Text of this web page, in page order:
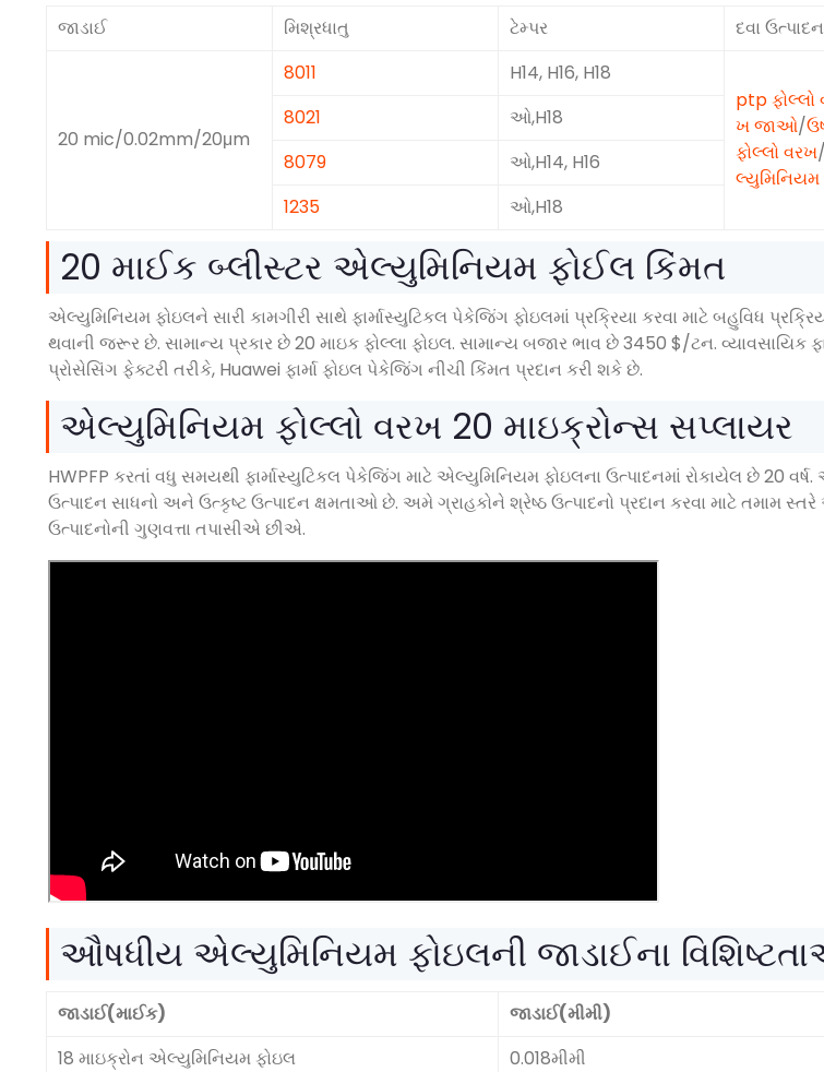
જાડાઈ મિશ્રધાતુ ટેમ્પર દવા ઉત્પાદન
20 mic/0.02mm/20μm
8011
H14, H16, H18
ptp ફોલ્લો
ખ જાઓ/
ફોલ્લો વરખ/
લ્યુમિનિયમ
8021
ઓ,H18
8079
ઓ,H14, H16
1235
ઓ,H18
20 માઈક બ્લીસ્ટર એલ્યુમિનિયમ ફોઈલ કિંમત
એલ્યુમિનિયમ ફોઇલને સારી કામગીરી સાથે ફાર્માસ્યુટિકલ પેકેજિંગ ફોઇલમાં પ્રક્રિયા કરવા માટે બહુવિધ
થવાની જરૂર છે. સામાન્ય પ્રકાર છે 20 માઇક ફોલ્લા ફોઇલ. સામાન્ય બજાર ભાવ છે 3450 $/ટન. વ્યાવસાયિક
પ્રોસેસિંગ ફેક્ટરી તરીકે, Huawei ફાર્મા ફોઇલ પેકેજિંગ નીચી કિંમત પ્રદાન કરી શકે છે.
એલ્યુમિનિયમ ફોલ્લો વરખ 20 માઇક્રોન્સ સપ્લાયર
HWPFP કરતાં વધુ સમયથી ફાર્માસ્યુટિકલ પેકેજિંગ માટે એલ્યુમિનિયમ ફોઇલના ઉત્પાદનમાં રોકાયેલ છે 20 વર્ષ.
ઉત્પાદન સાધનો અને ઉત્કૃષ્ટ ઉત્પાદન ક્ષમતાઓ છે. અમે ગ્રાહકોને શ્રેષ્ઠ ઉત્પાદનો પ્રદાન કરવા માટે તમામ સ્તરે
ઉત્પાદનોની ગુણવત્તા તપાસીએ છીએ.
ઔષધીય એલ્યુમિનિયમ ફોઇલની જાડાઈના
જાડાઈ(માઈક)
જાડાઈ(મીમી)
18 માઇક્રોન એલ્યુમિનિયમ ફોઇલ
0.018મીમી